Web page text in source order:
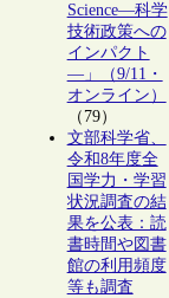
Science―科学
技術政策への
インパクト
―」（9/11・
オンライン）
（79）
文部科学省、
令和8年度全
国学力・学習
状況調査の結
果を公表：読
書時間や図書
館の利用頻度
等も調査